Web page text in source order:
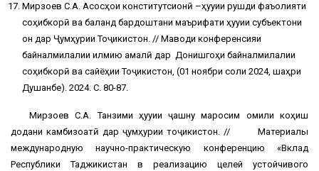
Мирзоев С.А. Асосҳои конститутсионӣ –ҳуқуқии рушди фаъолияти
соҳибкорӣ ва баланд бардоштани маърифати ҳуқуқии субъектони
он дар Ҷумҳурии Тоҷикистон. // Маводи конференсияи
байналмилалии илмию амалӣ дар Донишгоҳи байналмилалии
соҳибкорӣ ва сайёҳии Тоҷикистон, (01 ноябри соли 2024, шаҳри
Душанбе). 2024. С. 80-87.
Мирзоев С.А. Танзими ҳуқуқии ҷашну маросим омили коҳиш
додани камбизоатӣ дар ҷумҳурии тоҷикистон. // Материалы
международную научно-практическую конференцию «Вклад
Республики Таджикистан в реализацию целей устойчивого